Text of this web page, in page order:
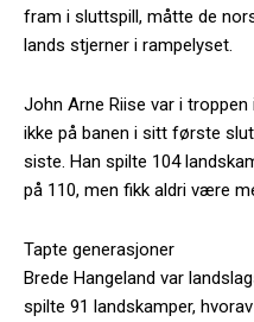
fram i sluttspill, måtte de
lands stjerner i rampelyset.
John Arne Riise var i
ikke på banen i sitt første
siste. Han spilte 104
på 110, men fikk aldri være
Tapte generasjoner
Brede Hangeland var
spilte 91 landskamper,